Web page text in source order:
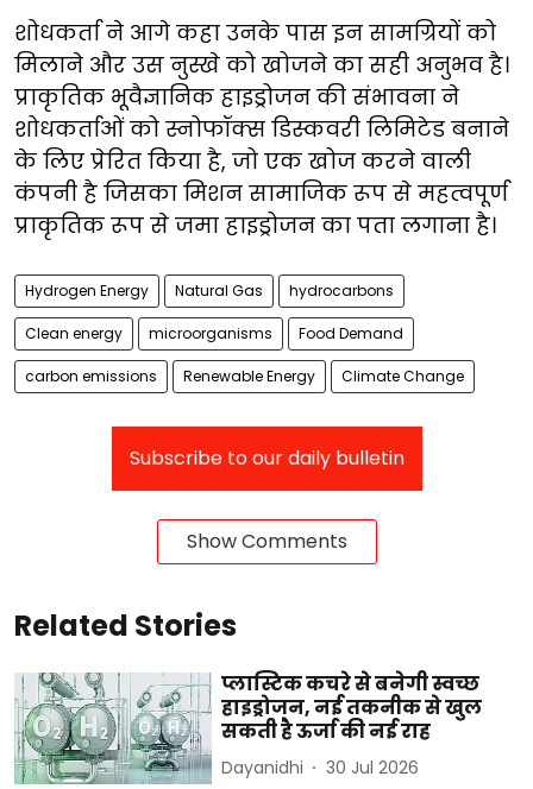
शोधकर्ता ने आगे कहा उनके पास इन सामग्रियों को
मिलाने और उस नुस्खे को खोजने का सही अनुभव है।
प्राकृतिक भूवैज्ञानिक हाइड्रोजन की संभावना ने
शोधकर्ताओं को स्नोफॉक्स डिस्कवरी लिमिटेड बनाने
के लिए प्रेरित किया है, जो एक खोज करने वाली
कंपनी है जिसका मिशन सामाजिक रूप से महत्वपूर्ण
प्राकृतिक रूप से जमा हाइड्रोजन का पता लगाना है।
Hydrogen Energy Natural Gas hydrocarbons
Clean energy microorganisms Food Demand
carbon emissions Renewable Energy Climate Change
Subscribe to our daily bulletin
Show Comments
Related Stories
प्लास्टिक कचरे से बनेगी स्वच्छ
हाइड्रोजन, नई तकनीक से खुल
सकती है ऊर्जा की नई राह
Dayanidhi 30 Jul 2026